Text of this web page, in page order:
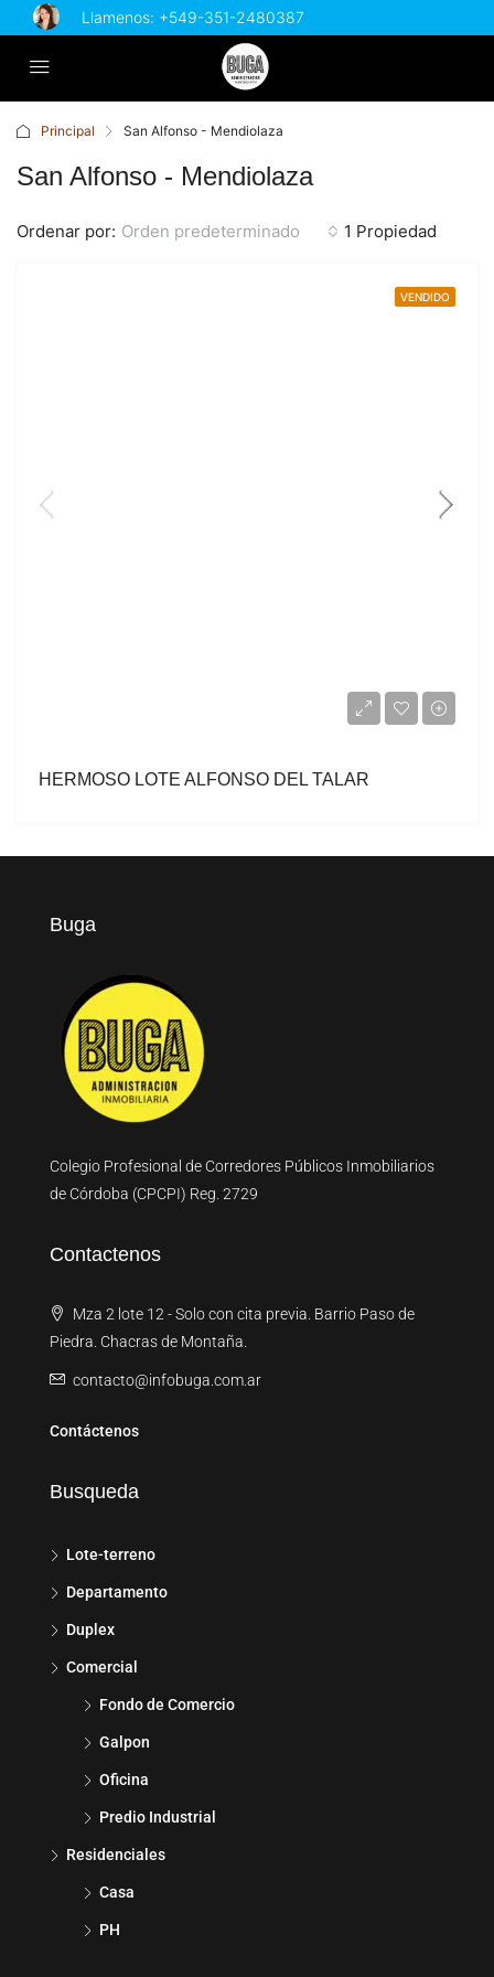
Llamenos: +549-351-2480387
Principal San Alfonso - Mendiolaza
San Alfonso - Mendiolaza
1 Propiedad
Ordenar por: Orden predeterminado
VENDIDO
HERMOSO LOTE ALFONSO DEL TALAR
Buga
Colegio Profesional de Corredores Públicos Inmobiliarios
de Córdoba (CPCPI) Reg. 2729
Contactenos
Mza 2 lote 12 - Solo con cita previa. Barrio Paso de
Piedra. Chacras de Montaña.
contacto@infobuga.com.ar
Contáctenos
Busqueda
Lote-terreno
Departamento
Duplex
Comercial
Fondo de Comercio
Galpon
Oficina
Predio Industrial
Residenciales
Casa
PH